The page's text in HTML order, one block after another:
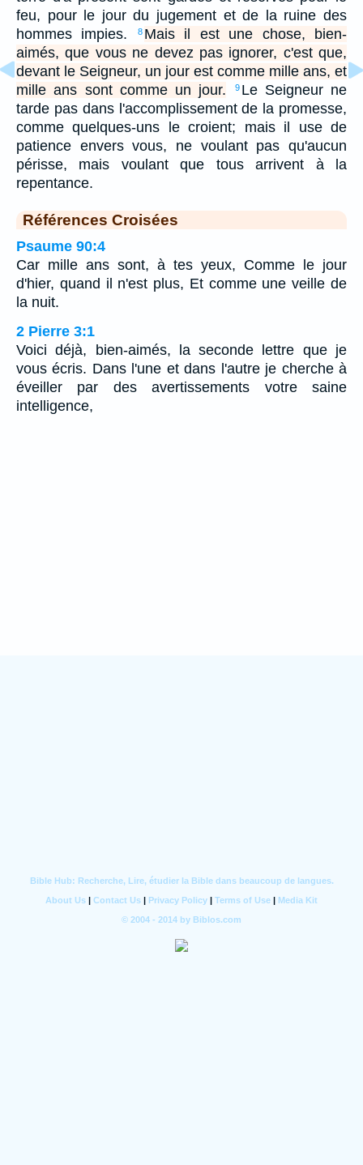
feu, pour le jour du jugement et de la ruine des
hommes impies.
8 Mais il est une chose, bien-
aimés, que vous ne devez pas ignorer, c'est que,
devant le Seigneur, un jour est comme mille ans, et
mille ans sont comme un jour.
9 Le Seigneur ne
tarde pas dans l'accomplissement de la promesse,
comme quelques-uns le croient; mais il use de
patience envers vous, ne voulant pas qu'aucun
périsse, mais voulant que tous arrivent à la
repentance.
Références Croisées
Psaume 90:4
Car mille ans sont, à tes yeux, Comme le jour
d'hier, quand il n'est plus, Et comme une veille de
la nuit.
2 Pierre 3:1
Voici déjà, bien-aimés, la seconde lettre que je
vous écris. Dans l'une et dans l'autre je cherche à
éveiller par des avertissements votre saine
intelligence,